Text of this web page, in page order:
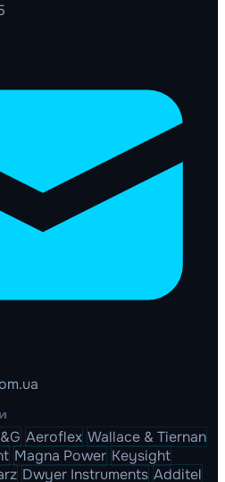
Aeroflex Wallace & Tiernan
Magna Power Keysight
Dwyer Instruments Additel